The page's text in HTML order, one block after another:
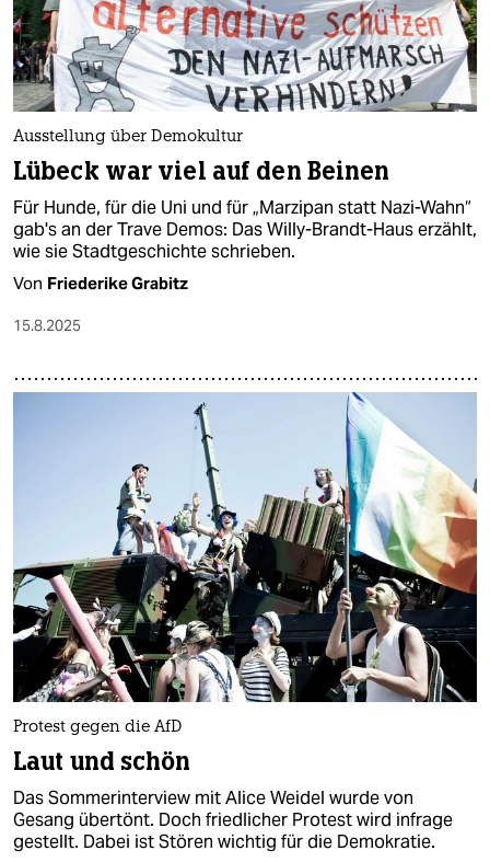
Ausstellung über Demokultur
Lübeck war viel auf den Beinen
Für Hunde, für die Uni und für „Marzipan statt Nazi-Wahn“
gab's an der Trave Demos: Das Willy-Brandt-Haus erzählt,
wie sie Stadtgeschichte schrieben.
Von Friederike Grabitz
15.8.2025
Protest gegen die AfD
Laut und schön
Das Sommerinterview mit Alice Weidel wurde von
Gesang übertönt. Doch friedlicher Protest wird infrage
gestellt. Dabei ist Stören wichtig für die Demokratie.